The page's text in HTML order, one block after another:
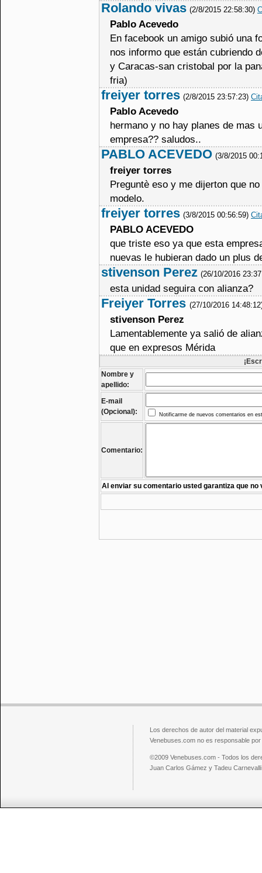
Rolando vivas (2/8/2015 22:58:30)
Pablo Acevedo
En facebook un amigo subió una
nos informo que están cubriendo
y Caracas-san cristobal por la
fria)
freiyer torres (2/8/2015 23:57:23)
Pablo Acevedo
hermano y no hay planes de mas
empresa?? saludos..
PABLO ACEVEDO (3/8/2015
freiyer torres
Preguntè eso y me dijerton que
modelo.
freiyer torres (3/8/2015 00:56:59)
PABLO ACEVEDO
que triste eso ya que esta
nuevas le hubieran dado un plus
stivenson Perez (26/10/2016
esta unidad seguira con alianza?
Freiyer Torres (27/10/2016
stivenson Perez
Lamentablemente ya salió de
que en expresos Mérida
Nombre y
apellido:
E-mail
(Opcional):
Notificarme de nuevos comentarios en
Comentario:
Al enviar su comentario usted garantiza que no
Los derechos de autor del material
Venebuses.com no es responsable
©2009 Venebuses.com - Todos los
Juan Carlos Gámez y Tadeu Carnevalli